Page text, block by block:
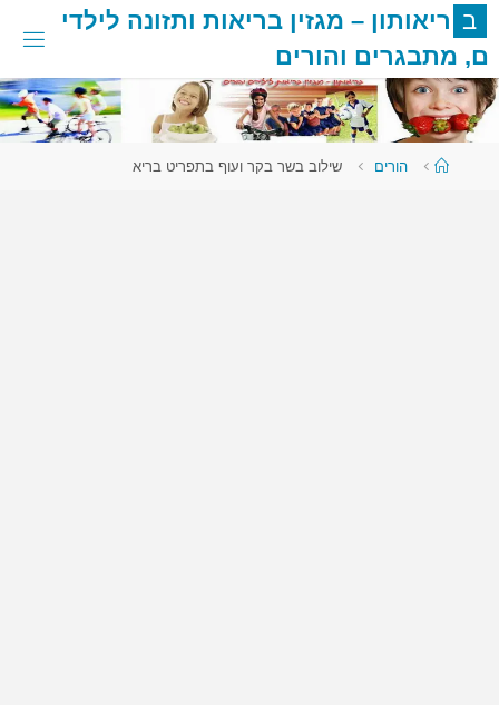
דלגו
לתוכן
ב ריאותון – מגזין בריאות ותזונה לילדי
ם, מתבגרים והורים
עמודהורים שילוב בשר בקר ועוף בתפריט בריא